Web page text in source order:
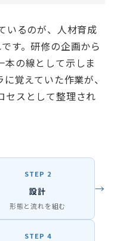
いるのが、人材育成
す。研修の企画から
の線として示しま
覚えていた作業が、
セスとして整理され
STEP 2
設計
形態と流れを組む
→
STEP 4